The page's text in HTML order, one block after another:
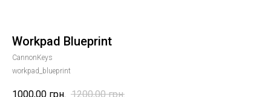
Workpad Blueprint
CannonKeys
workpad_blueprint
1000,00 грн. 1200,00 грн.